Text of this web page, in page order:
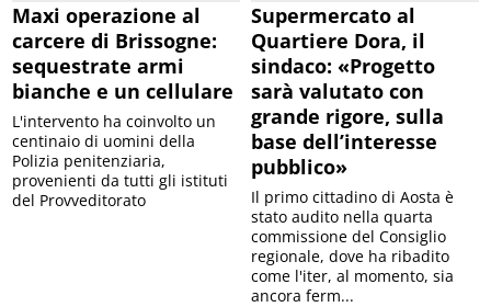
Maxi operazione al
carcere di Brissogne:
sequestrate armi
bianche e un cellulare
L'intervento ha coinvolto un
centinaio di uomini della
Polizia penitenziaria,
provenienti da tutti gli istituti
del Provveditorato
Supermercato al
Quartiere Dora, il
sindaco: «Progetto
sarà valutato con
grande rigore, sulla
base dell’interesse
pubblico»
Il primo cittadino di Aosta è
stato audito nella quarta
commissione del Consiglio
regionale, dove ha ribadito
come l'iter, al momento, sia
ancora ferm...